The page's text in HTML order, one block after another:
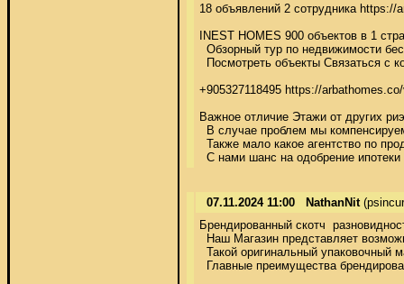
18 объявлений 2 сотрудника
INEST HOMES 900 объектов в 1
Обзорный тур по недвижимости
Посмотреть объекты Связаться с
+905327118495 https://
Важное отличие Этажи от других
В случае проблем мы компенсируем
Также мало какое агентство по
С нами шанс на одобрение
07.11.2024 11:00 NathanNit
Брендированный скотч
Наш Магазин представляет
Такой оригинальный упаковочный
Главные преимущества